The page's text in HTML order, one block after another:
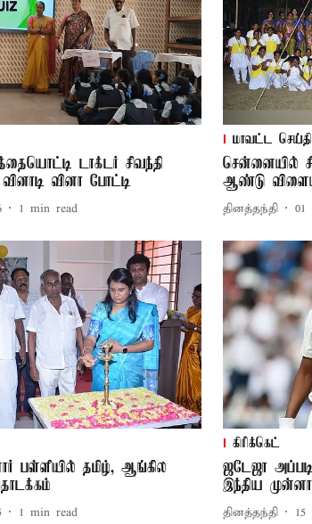
டாக்டர் சிவந்தி
வினா போட்டி
1 min read
மாவட்ட
சென்னையில்
ஆண்டு
தினத்தந்தி 01
பள்ளியில் தமிழ், ஆங்கில
1 min read
கிரிக்கெட்
ஜடேஜா அப்படி
இந்திய
தினத்தந்தி 15